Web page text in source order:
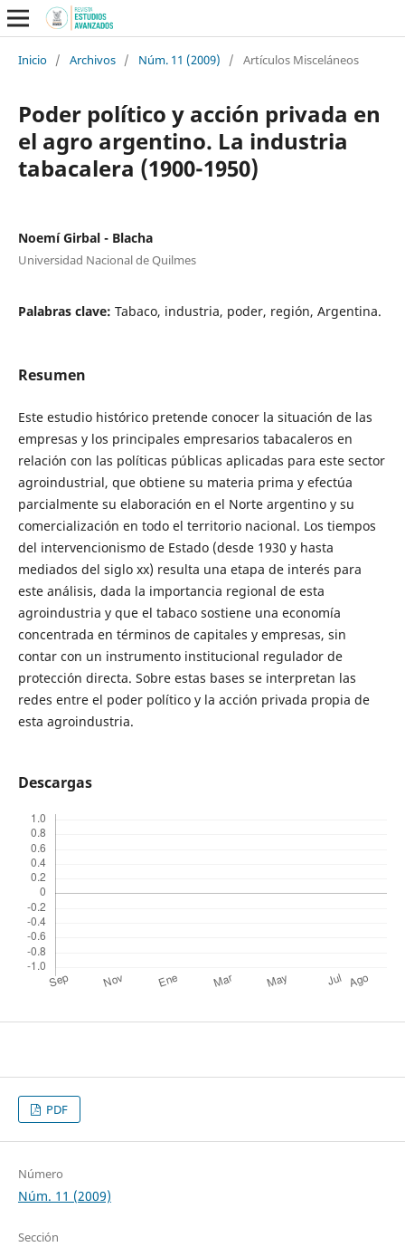
Inicio / Archivos / Núm. 11 (2009) / Artículos Misceláneos
Poder político y acción privada en
el agro argentino. La industria
tabacalera (1900-1950)
Noemí Girbal - Blacha
Universidad Nacional de Quilmes
Palabras clave: Tabaco, industria, poder, región, Argentina.
Resumen
Este estudio histórico pretende conocer la situación de las
empresas y los principales empresarios tabacaleros en
relación con las políticas públicas aplicadas para este sector
agroindustrial, que obtiene su materia prima y efectúa
parcialmente su elaboración en el Norte argentino y su
comercialización en todo el territorio nacional. Los tiempos
del intervencionismo de Estado (desde 1930 y hasta
mediados del siglo xx) resulta una etapa de interés para
este análisis, dada la importancia regional de esta
agroindustria y que el tabaco sostiene una economía
concentrada en términos de capitales y empresas, sin
contar con un instrumento institucional regulador de
protección directa. Sobre estas bases se interpretan las
redes entre el poder político y la acción privada propia de
esta agroindustria.
Descargas
PDF
Número
Núm. 11 (2009)
Sección